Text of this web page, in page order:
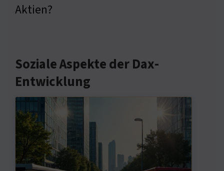
Aktien?
Soziale Aspekte der Dax-
Entwicklung